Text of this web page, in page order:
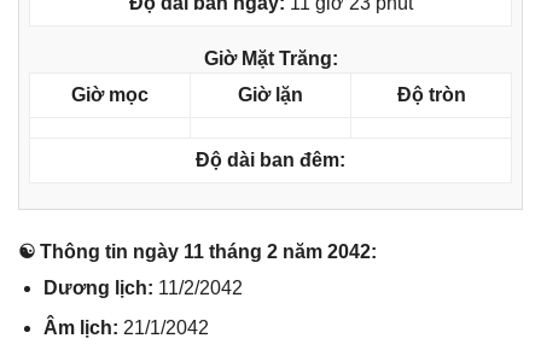
Giờ Mặt Trăng:
Giờ mọc
Giờ lặn Độ tròn
Độ dài ban đêm:
☯ Thônɡ tin ngày 11 thánɡ 2 năm 2042:
Dươnɡ lịch: 11/2/2042
Âm lịch: 21/1/2042